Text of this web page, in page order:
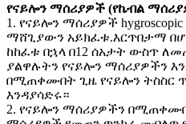
የናይሎን ማሰሪያዎች (የኬብል
1. የናይሎን ማሰሪያዎች
ማሸጊያውን አይክፈቱ.እርጥበታማ
ከከፈቱ በኋላ በ12 ሰአታት ውስጥ
ያልዋሉትን የናይሎን ማሰሪያዎችን
በሚጠቀሙበት ጊዜ የናይሎን ትስስር
እንዳያሳድሩ።
2. የናይሎን ማሰሪያዎችን